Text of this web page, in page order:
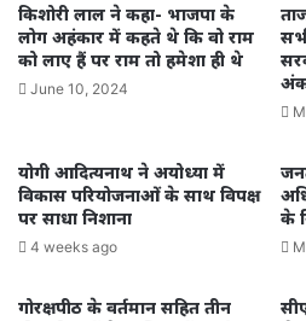
किशोरी लाल ने कहा- भाजपा के
लोग अहंकार में कहते थे कि वो राम
को लाए हैं पर राम तो हमेशा ही थे
June 10, 2024
योगी आदित्यनाथ ने अयोध्या में
विकास परियोजनाओं के साथ विपक्ष
पर साधा निशाना
4 weeks ago
के
गोरक्षपीठ के वर्तमान सहित तीन